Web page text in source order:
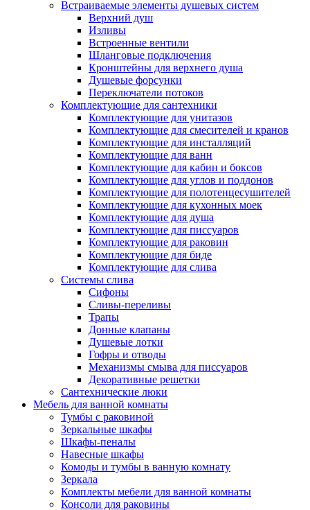
Встраиваемые элементы душевых систем
Верхний душ
Изливы
Встроенные вентили
Шланговые подключения
Кронштейны для верхнего душа
Душевые форсунки
Переключатели потоков
Комплектующие для сантехники
Комплектующие для унитазов
Комплектующие для смесителей и кранов
Комплектующие для инсталляций
Комплектующие для ванн
Комплектующие для кабин и боксов
Комплектующие для углов и поддонов
Комплектующие для полотенцесушителей
Комплектующие для кухонных моек
Комплектующие для душа
Комплектующие для писсуаров
Комплектующие для раковин
Комплектующие для биде
Комплектующие для слива
Системы слива
Сифоны
Сливы-переливы
Трапы
Донные клапаны
Душевые лотки
Гофры и отводы
Механизмы смыва для писсуаров
Декоративные решетки
Сантехнические люки
Мебель для ванной комнаты
Тумбы с раковиной
Зеркальные шкафы
Шкафы-пеналы
Навесные шкафы
Комоды и тумбы в ванную комнату
Зеркала
Комплекты мебели для ванной комнаты
Консоли для раковины